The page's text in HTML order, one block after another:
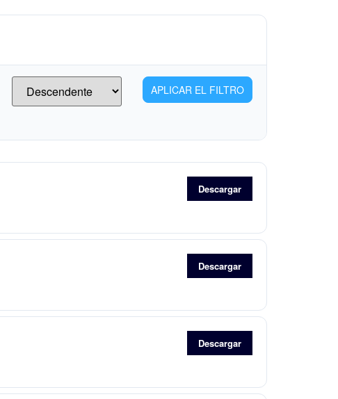
APLICAR EL FILTRO
Descargar
Descargar
Descargar